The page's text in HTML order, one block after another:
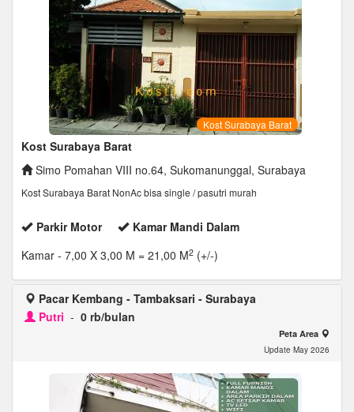
Kost Surabaya Barat
Kost Surabaya Barat
Simo Pomahan VIII no.64, Sukomanunggal, Surabaya
Kost Surabaya Barat NonAc bisa single / pasutri murah
Parkir Motor
Kamar Mandi Dalam
Kamar - 7,00 X 3,00 M = 21,00 M2 (+/-)
Pacar Kembang - Tambaksari - Surabaya
Putri - 0 rb/bulan
Peta Area
Update May 2026